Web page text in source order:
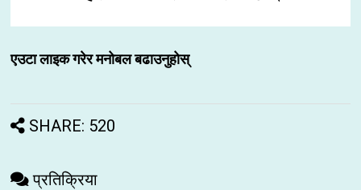
एउटा लाइक गरेर मनोबल बढाउनुहोस्
SHARE: 520
प्रतिक्रिया